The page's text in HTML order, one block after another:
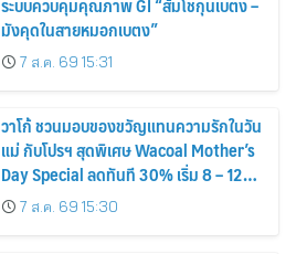
มังคุดในสายหมอกเบตง”
7 ส.ค. 69 15:31
วาโก้ ชวนมอบของขวัญแทนความรักในวัน
แม่ กับโปรฯ สุดพิเศษ Wacoal Mother’s
Day Special ลดทันที 30% เริ่ม 8 – 12
สิงหาคม 2569
7 ส.ค. 69 15:30